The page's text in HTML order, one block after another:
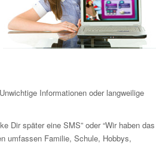
Informationen oder langweilige
Dir später eine SMS” oder “Wir haben das
umfassen Familie, Schule, Hobbys,